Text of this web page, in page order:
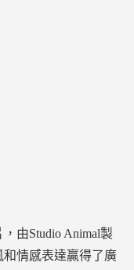
由Studio Animal製
和情感表達贏得了廣